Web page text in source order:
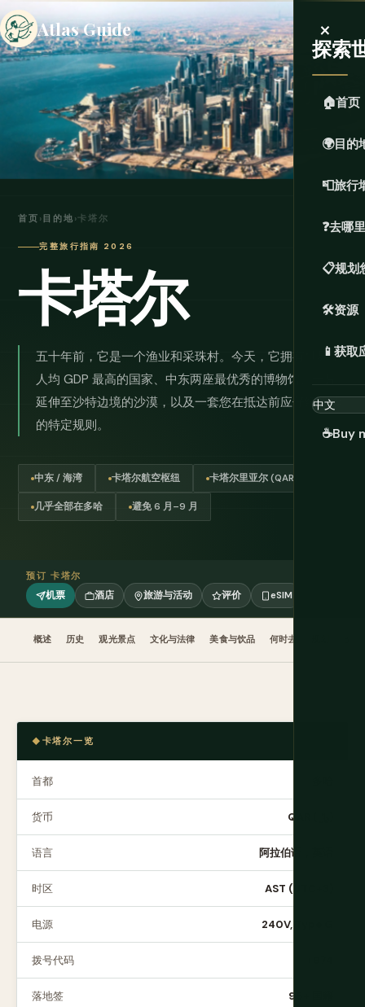
Atlas Guide ×
探索
🏠首页
🌍目的
📮旅行
❓去哪
📋规划
🛠️资源
📱 获取
☕Buy
首页 › 目的地 ›卡塔尔
完整旅行指南 2026
卡塔尔
五十年前，它是一个渔业和采珠村。今天，它拥有世界上
人均 GDP 最高的国家、中东两座最优秀的博物馆、一片
延伸至沙特边境的沙漠，以及一套您在抵达前应仔细阅读
的特定规则。
中东 / 海湾 卡塔尔航空枢纽 卡塔尔里亚尔 (QAR)
几乎全部在多哈 避免 6 月–9 月
预订 卡塔尔
机票 酒店 旅游与活动 评价 eSIM
概述 历史 观光景点 文化与法律 美食与饮品 何时去
卡塔尔一览
首都
货币
语言 阿拉伯语，英语
时区 AST (UTC+3)
电源 240V, Type G
拨号代码
落地签 95+ 国籍